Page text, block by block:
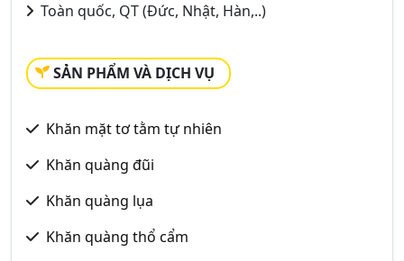
Toàn quốc, QT (Đức, Nhật, Hàn,..)
SẢN PHẨM VÀ DỊCH VỤ
Khăn mặt tơ tằm tự nhiên
Khăn quàng đũi
Khăn quàng lụa
Khăn quàng thổ cẩm